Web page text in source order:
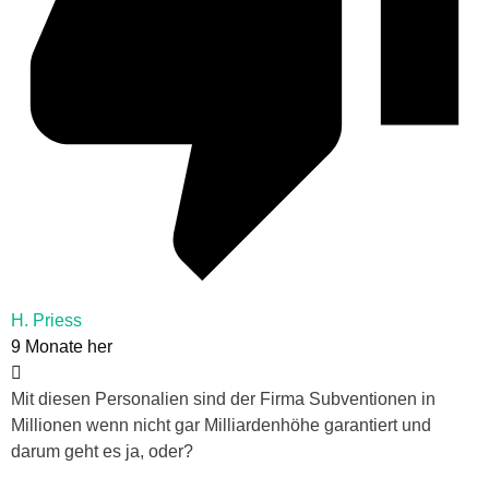
H. Priess
9 Monate her
Mit diesen Personalien sind der Firma Subventionen in
Millionen wenn nicht gar Milliardenhöhe garantiert und
darum geht es ja, oder?